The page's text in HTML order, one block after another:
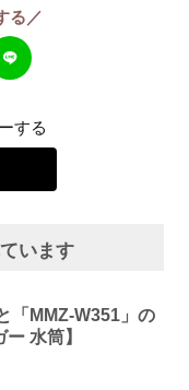
る／
する
います
「MMZ-W351」の
水筒】